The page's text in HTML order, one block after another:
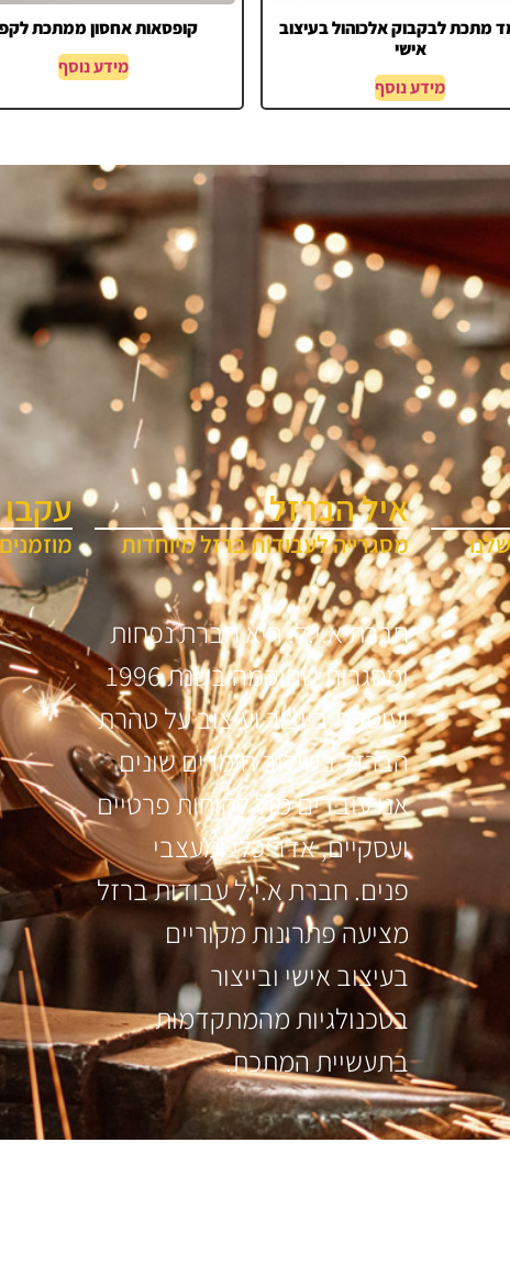
מתכת לבקבוק אלכוהול בעיצוב
אישי
מידע נוסף
קופסאות אחסון ממתכת
מידע נוסף
איל הברזל
מסגרייה לעבודות ברזל מיוחדות
חברת א.י.ל. היא חברת נפחות
ומסגרות שהוקמה בשנת 1996
ועוסקת בייצור ועיצוב על טהרת
הברזל בשילוב חומרים שונים
אנו עובדים מול לקוחות פרטיים
ועסקיים, אדריכלי ומעצבי
פנים. חברת א.י.ל עבודות ברזל
מציעה פתרונות מקוריים
בעיצוב אישי ובייצור
בטכנולגיות מהמתקדמות
בתעשיית המתכת.
עקבו